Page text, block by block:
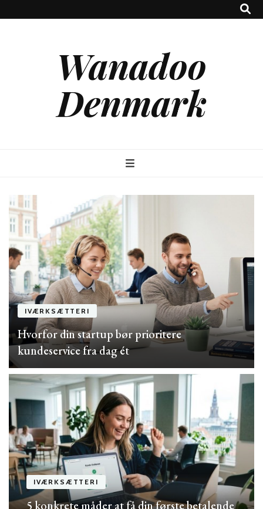
Wanadoo
Denmark
IVÆRKSÆTTERI
Hvorfor din startup bør prioritere
kundeservice fra dag ét
IVÆRKSÆTTERI
5 konkrete måder at få din første betalende